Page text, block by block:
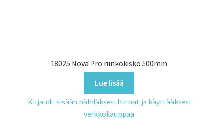
18025 Nova Pro runkokisko 500mm
Lue lisää
Kirjaudu sisään nähdäksesi hinnat ja käyttääksesi
verkkokauppaa